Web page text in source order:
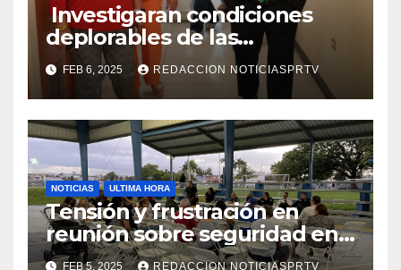
Investigaran condiciones
deplorables de las
facilidades el Departamento
de la Salud en Mayagüez
FEB 6, 2025 REDACCION NOTICIASPRTV
NOTICIAS ULTIMA HORA
Tensión y frustración en
reunión sobre seguridad en
Reparto Metropolitano
FEB 5, 2025 REDACCION NOTICIASPRTV